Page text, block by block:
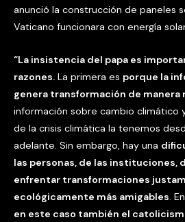
anunció la construcción de paneles
Vaticano funcionara con energía
“La insistencia del papa es
razones. La primera es porque la
genera transformación de manera
información sobre cambio climático
de la crisis climática la tenemos
adelante. Sin embargo, hay una
las personas, de las instituciones,
enfrentar transformaciones
ecológicamente más amigables.
en este caso también el